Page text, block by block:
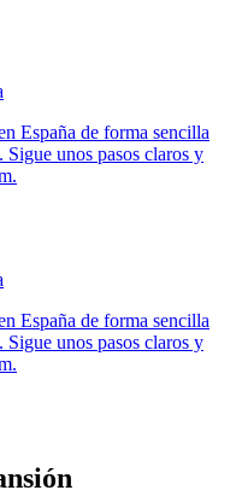
España de forma sencilla
Sigue unos pasos claros y
España de forma sencilla
Sigue unos pasos claros y